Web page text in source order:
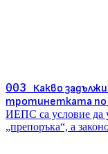
003 Какво
тротинетката по
ИЕПС са условие да
„препоръка“, а